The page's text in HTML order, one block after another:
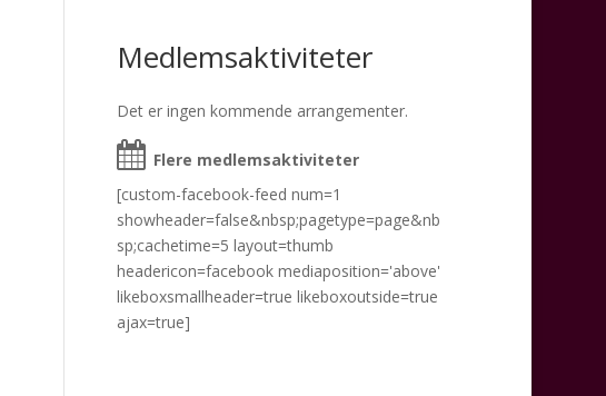
Medlemsaktiviteter
Det er ingen kommende arrangementer.
Flere medlemsaktiviteter
[custom-facebook-feed num=1
showheader=false&nbsp;pagetype=page&nb
sp;cachetime=5 layout=thumb
headericon=facebook mediaposition='above'
likeboxsmallheader=true likeboxoutside=true
ajax=true]